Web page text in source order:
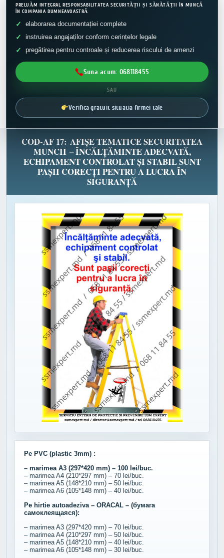
PRELUĂM INTEGRAL RESPONSABILITATEA SECURITĂȚII ȘI SĂNĂTĂȚII ÎN MUNCĂ
ÎN COMPANIA DUMNEAVOASTRĂ
elaborarea documentației complete
instruirea angajaților conform cerințelor legale
pregătirea pentru controale și reducerea riscului de amenzi
Suna acum: 068118455
SAU
Verifica gratuit situatia firmei tale
COD-AF 17: AFIȘE TEMATICE SECURITATEA
MUNCII – ÎNCĂLȚĂMINTE ADECVATĂ,
ECHIPAMENT CONTROLAT ȘI STABIL SUNT
PAȘII CORECȚI PENTRU A LUCRA ÎN
SIGURANȚĂ
Pe PVC (plastic 3mm) :
– marimea A3 (297*420 mm) – 100 lei/buc.
– marimea A4 (210*297 mm) – 70 lei/buc.
– marimea A5 (148*210 mm) – 50 lei/buc.
– marimea A6 (105*148 mm) – 40 lei/buc.
Pe hirtie autoadeziva – ORACAL – (бумага
самоклеящаяся):
– marimea A3 (297*420 mm) – 70 lei/buc.
– marimea A4 (210*297 mm) – 50 lei/buc.
– marimea A5 (148*210 mm) – 40 lei/buc.
– marimea A6 (105*148 mm) – 30 lei/buc.